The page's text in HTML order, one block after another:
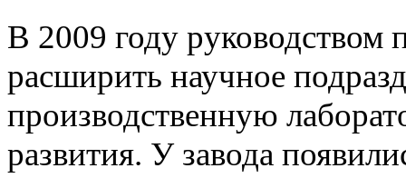
В 2009 году руководством
расширить научное
производственную
развития. У завода